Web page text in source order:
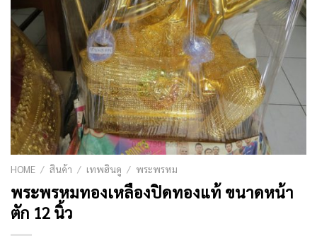
HOME / สินค้า / เทพฮินดู / พระพรหม
พระพรหมทองเหลืองปิดทองแท้ ขนาดหน้า
ตัก 12 นิ้ว